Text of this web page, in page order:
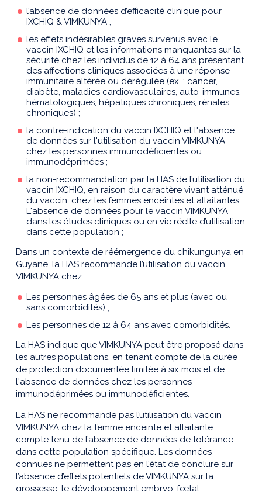
l’absence de données d’efficacité clinique pour
IXCHIQ & VIMKUNYA ;
les effets indésirables graves survenus avec le
vaccin IXCHIQ et les informations manquantes sur la
sécurité chez les individus de 12 à 64 ans présentant
des affections cliniques associées à une réponse
immunitaire altérée ou dérégulée (ex. : cancer,
diabète, maladies cardiovasculaires, auto-immunes,
hématologiques, hépatiques chroniques, rénales
chroniques) ;
la contre-indication du vaccin IXCHIQ et l'absence
de données sur l'utilisation du vaccin VIMKUNYA
chez les personnes immunodéficientes ou
immunodéprimées ;
la non-recommandation par la HAS de l’utilisation du
vaccin IXCHIQ, en raison du caractère vivant atténué
du vaccin, chez les femmes enceintes et allaitantes.
L'absence de données pour le vaccin VIMKUNYA
dans les études cliniques ou en vie réelle d’utilisation
dans cette population ;
Dans un contexte de réémergence du chikungunya en
Guyane, la HAS recommande l’utilisation du vaccin
VIMKUNYA chez :
Les personnes âgées de 65 ans et plus (avec ou
sans comorbidités) ;
Les personnes de 12 à 64 ans avec comorbidités.
La HAS indique que VIMKUNYA peut être proposé dans
les autres populations, en tenant compte de la durée
de protection documentée limitée à six mois et de
l'absence de données chez les personnes
immunodéprimées ou immunodéficientes.
La HAS ne recommande pas l’utilisation du vaccin
VIMKUNYA chez la femme enceinte et allaitante
compte tenu de l’absence de données de tolérance
dans cette population spécifique. Les données
connues ne permettent pas en l’état de conclure sur
l’absence d’effets potentiels de VIMKUNYA sur la